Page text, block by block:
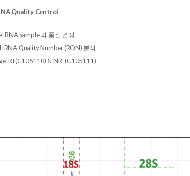
Quality Control
RNA sample 의 품질 결정
RNA Quality Number (RQN) 분석
RI (C105110) & NRI (C105111)